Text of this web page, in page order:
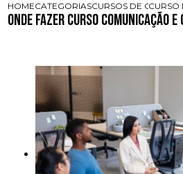
HOMECATEGORIASCURSOS DE CURSO
Onde Fazer Curso Comunicação